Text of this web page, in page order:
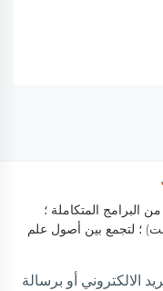
المتكاملة ؛
؛ لتجمع بين أصول علم
الالكتروني أو برسالة